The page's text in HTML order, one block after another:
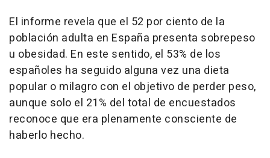
El informe revela que el 52 por ciento de la
población adulta en España presenta sobrepeso
u obesidad. En este sentido, el 53% de los
españoles ha seguido alguna vez una dieta
popular o milagro con el objetivo de perder peso,
aunque solo el 21% del total de encuestados
reconoce que era plenamente consciente de
haberlo hecho.